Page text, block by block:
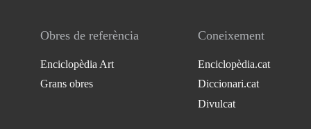
Obres de referència
Enciclopèdia Art
Grans obres
Coneixement
Enciclopèdia.cat
Diccionari.cat
Divulcat